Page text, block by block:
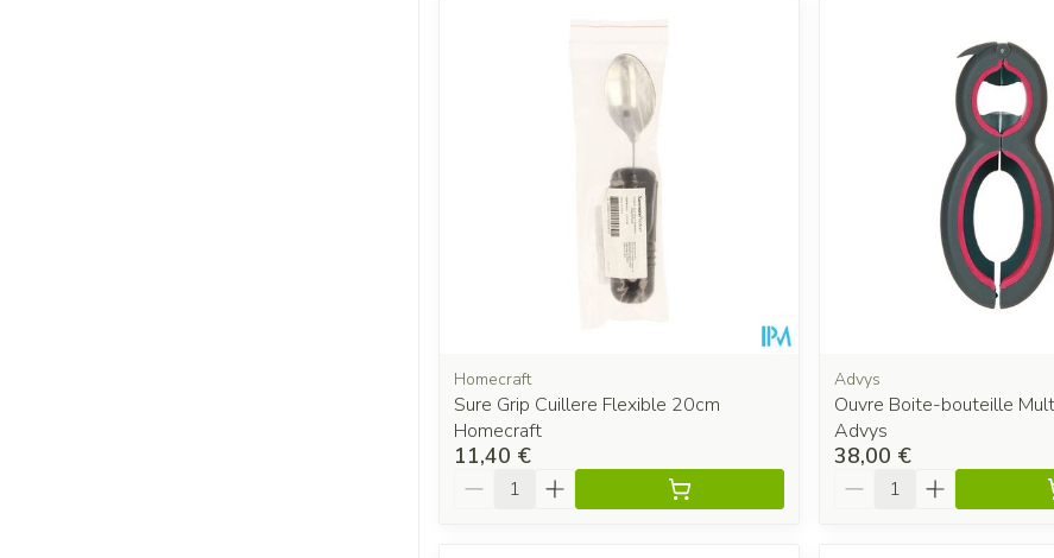
Homecraft
Sure Grip Cuillere Flexible 20cm
Homecraft
11,40 €
Quantité
Advys
Ouvre Boite-bouteille
Advys
38,00 €
Quantité